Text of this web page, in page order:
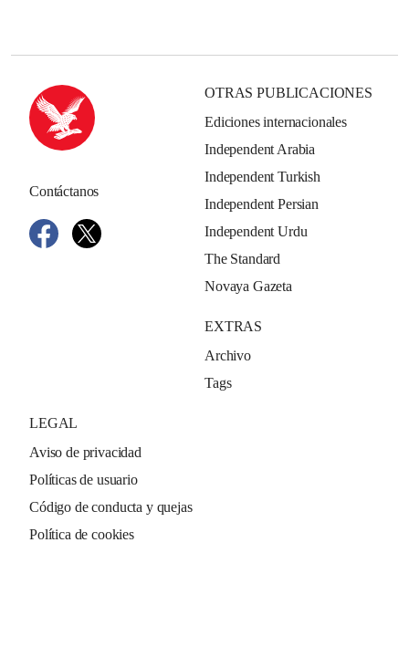
Contáctanos
OTRAS PUBLICACIONES
Ediciones internacionales
Independent Arabia
Independent Turkish
Independent Persian
Independent Urdu
The Standard
Novaya Gazeta
EXTRAS
Archivo
Tags
LEGAL
Aviso de privacidad
Políticas de usuario
Código de conducta y quejas
Política de cookies